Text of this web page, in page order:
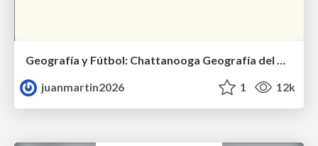
Geografía y Fútbol: Chattanooga Geografía del Búnker de La Roja.
juanmartin2026
1 12k